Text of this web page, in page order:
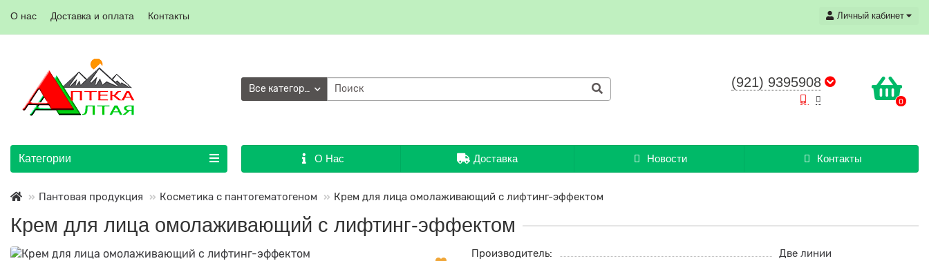
Личный кабинет
О нас Доставка и оплата Контакты
(921) 9395908
0
Все категории
Категории О Нас Доставка Новости Контакты
Пантовая продукция Косметика с пантогематогеном Крем для лица омолаживающий с лифтинг-эффектом
Крем для лица омолаживающий с лифтинг-эффектом
Производитель: Две линии